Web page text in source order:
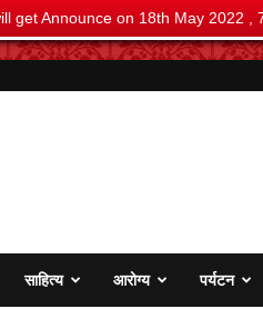
get Announce on 18th May 2022 ,
साहित्य आरोग्य पर्यटन